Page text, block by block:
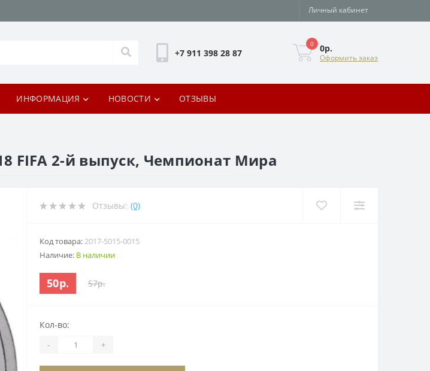
Личный кабинет
+7 911 398 28 87
0 0р.
Оформить заказ
ИНФОРМАЦИЯ НОВОСТИ ОТЗЫВЫ
FIFA 2-й выпуск, Чемпионат Мира
Отзывы: (0)
Код товара:2017-5015-0015
Наличие: В наличии
50р. 57р.
Кол-во:
- +